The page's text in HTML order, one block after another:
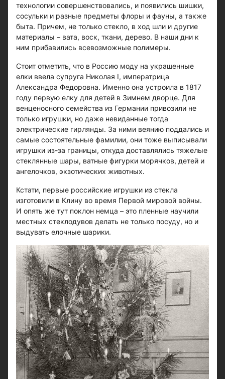
технологии совершенствовались, и появились шишки,
сосульки и разные предметы флоры и фауны, а также
быта. Причем, не только стекло, в ход шли и другие
материалы – вата, воск, ткани, дерево. В наши дни к
ним прибавились всевозможные полимеры.
Стоит отметить, что в Россию моду на украшенные
елки ввела супруга Николая I, императрица
Александра Федоровна. Именно она устроила в 1817
году первую елку для детей в Зимнем дворце. Для
венценосного семейства из Германии привозили не
только игрушки, но даже невиданные тогда
электрические гирлянды. За ними веянию поддались и
самые состоятельные фамилии, они тоже выписывали
игрушки из-за границы, откуда доставлялись тяжелые
стеклянные шары, ватные фигурки морячков, детей и
ангелочков, экзотических животных.
Кстати, первые российские игрушки из стекла
изготовили в Клину во время Первой мировой войны.
И опять же тут поклон немца – это пленные научили
местных стеклодувов делать не только посуду, но и
выдувать елочные шарики.